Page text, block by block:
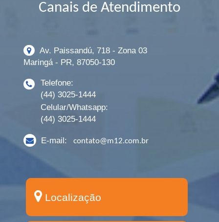
Canais de Atendimento
Av. Paissandú, 718 - Zona 03
Maringá - PR, 87050-130
Telefone:
(44) 3025-1444
Celular/Whatsapp:
(44) 3025-1444
E-mail: contato@m12.com.br
Localização